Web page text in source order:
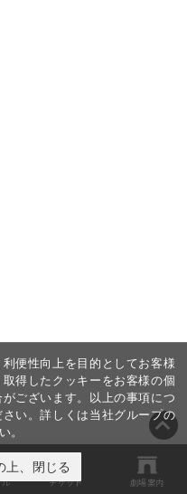
チケット 劇場案内
便性向上を目的としてお客様
得したクッキーをお客様の個
ございます。以上の事項につ
い。詳しくは当社グループの
。
上、閉じる